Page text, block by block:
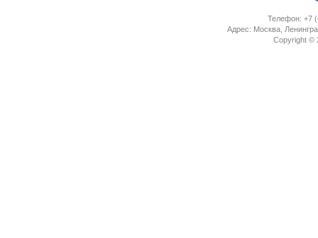
Телефон: +7
Адрес: Москва,
Copyright ©